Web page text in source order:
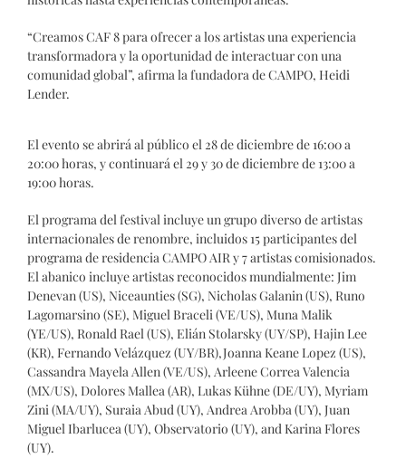
“Creamos CAF 8 para ofrecer a los artistas una experiencia
transformadora y la oportunidad de interactuar con una
comunidad global”, afirma la fundadora de CAMPO, Heidi
Lender.
El evento se abrirá al público el 28 de diciembre de 16:00 a
20:00 horas, y continuará el 29 y 30 de diciembre de 13:00 a
19:00 horas.
El programa del festival incluye un grupo diverso de artistas
internacionales de renombre, incluidos 15 participantes del
programa de residencia CAMPO AIR y 7 artistas comisionados.
El abanico incluye artistas reconocidos mundialmente: Jim
Denevan (US), Niceaunties (SG), Nicholas Galanin (US), Runo
Lagomarsino (SE), Miguel Braceli (VE/US), Muna Malik
(YE/US), Ronald Rael (US), Elián Stolarsky (UY/SP), Hajin Lee
(KR), Fernando Velázquez (UY/BR),Joanna Keane Lopez (US),
Cassandra Mayela Allen (VE/US), Arleene Correa Valencia
(MX/US), Dolores Mallea (AR), Lukas Kühne (DE/UY), Myriam
Zini (MA/UY), Suraia Abud (UY), Andrea Arobba (UY), Juan
Miguel Ibarlucea (UY), Observatorio (UY), and Karina Flores
(UY).